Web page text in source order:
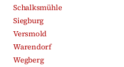
Schalksmühle
Siegburg
Versmold
Warendorf
Wegberg